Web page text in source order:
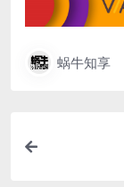
蜗牛知享